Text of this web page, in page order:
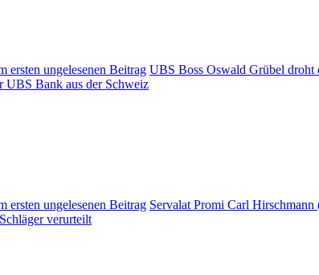
UBS Boss Oswald Grübel droht
UBS Bank aus der Schweiz
Servalat Promi Carl Hirschmann
verurteilt